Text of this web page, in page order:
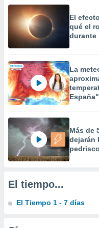
crear un
uso de
contenido
medir el
de la
el
del
de
o a través
de
de
uso de
con el
El
qué el
durante
La
España"
Más de
dejarán
El tiempo...
El Tiempo 1 - 7 días